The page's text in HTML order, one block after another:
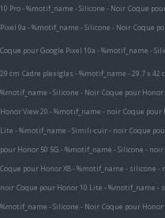
10 Pro - %motif_name - Silicone - Noir Coque
Pixel 9a - %motif_name - Silicone - Noir Coque
Coque pour Google Pixel 10a - %motif_name -
29 cm Cadre plexiglas - %motif_name - 29.7 x 42
%motif_name - Silicone - Noir Coque pour
Honor View 20 - %motif_name - noir Coque pour
Lite - %motif_name - Simili-cuir - noir Coque
pour Honor 50 5G - %motif_name - Silicone - noir
Coque pour Honor X8 - %motif_name - silicone -
noir Coque pour Honor 10 Lite - %motif_name -
%motif_name - Silicone - Noir Coque pour